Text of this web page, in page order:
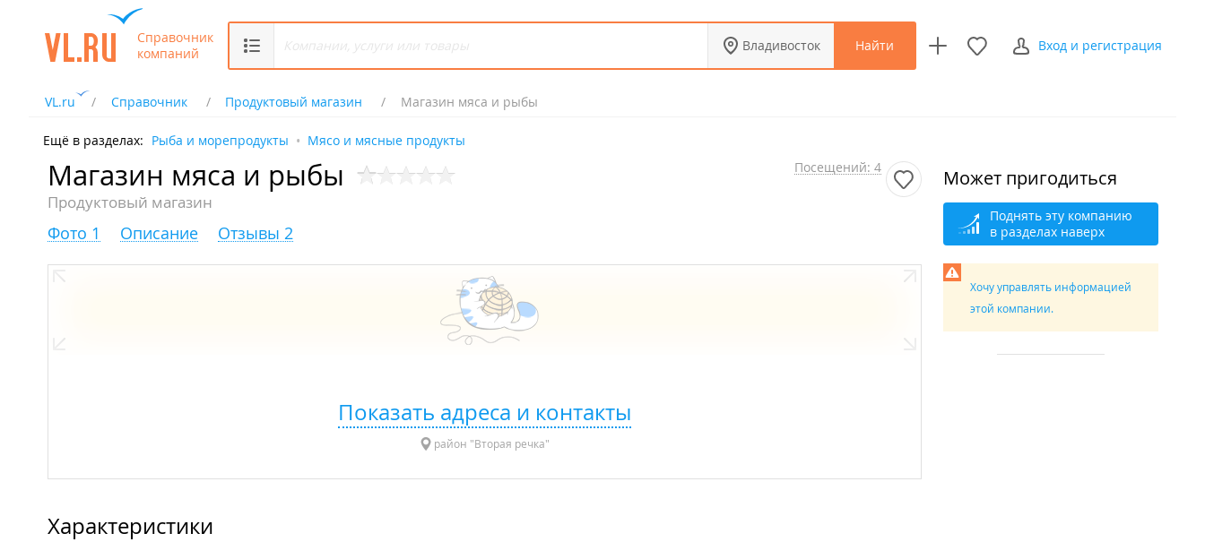
Справочник
компаний
Владивосток Найти Вход и регистрация
VL.ru Справочник Продуктовый магазин Магазин мяса и рыбы
Ещё в разделах: Рыба и морепродукты Мясо и мясные продукты
Магазин мяса и рыбы
Продуктовый магазин
Посещений: 4
Фото 1 Описание Отзывы 2
Показать адреса и контакты
район "Вторая речка"
Характеристики
Может пригодиться
Поднять эту компанию
в разделах наверх
Хочу управлять информацией
этой компании.